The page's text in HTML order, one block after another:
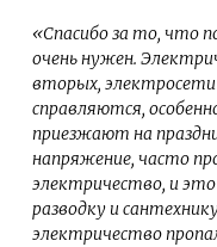
«Спасибо за то, что
очень нужен.
вторых, электросети
справляются,
приезжают на
напряжение, часто
электричество, и
разводку и
электричество